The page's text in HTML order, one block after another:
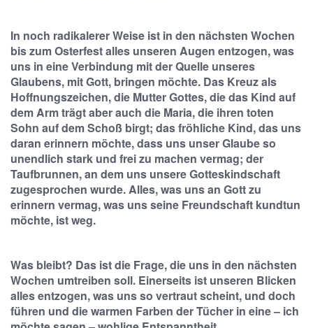
In noch radikalerer Weise ist in den nächsten Wochen
bis zum Osterfest alles unseren Augen entzogen, was
uns in eine Verbindung mit der Quelle unseres
Glaubens, mit Gott, bringen möchte. Das Kreuz als
Hoffnungszeichen, die Mutter Gottes, die das Kind auf
dem Arm trägt aber auch die Maria, die ihren toten
Sohn auf dem Schoß birgt; das fröhliche Kind, das uns
daran erinnern möchte, dass uns unser Glaube so
unendlich stark und frei zu machen vermag; der
Taufbrunnen, an dem uns unsere Gotteskindschaft
zugesprochen wurde. Alles, was uns an Gott zu
erinnern vermag, was uns seine Freundschaft kundtun
möchte, ist weg.
Was bleibt? Das ist die Frage, die uns in den nächsten
Wochen umtreiben soll. Einerseits ist unseren Blicken
alles entzogen, was uns so vertraut scheint, und doch
führen und die warmen Farben der Tücher in eine – ich